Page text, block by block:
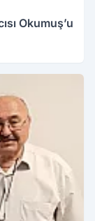
Okumuş’u